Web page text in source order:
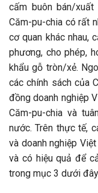
cấm buôn bán/
Căm-pu-chia có rất
cơ quan khác nhau,
phương, cho phép,
khẩu gỗ tròn/xẻ.
các chính sách của
đồng doanh nghiệp
Căm-pu-chia và
nước. Trên thực tế,
và doanh nghiệp
và có hiệu quả để
trong mục 3 dưới